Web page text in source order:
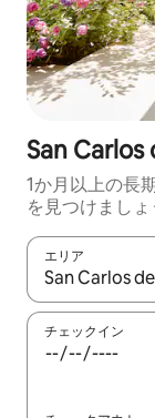
San Carlos
1か月以上の長
を見つけましょ
エリア
検索結果が表
チェックイン